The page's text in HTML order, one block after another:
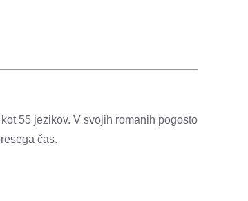
55 jezikov. V svojih romanih pogosto
čas.